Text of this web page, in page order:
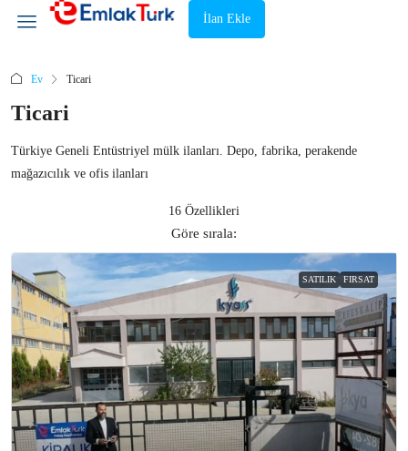
İlan Ekle
Ev Ticari
Ticari
Türkiye Geneli Entüstriyel mülk ilanları. Depo, fabrika, perakende
mağazıcılık ve ofis ilanları
16 Özellikleri
Göre sırala:
SATILIK FIRSAT